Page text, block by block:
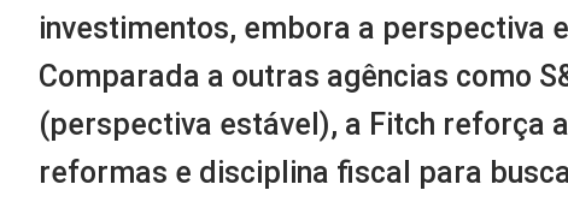
investimentos, embora a perspectiva
Comparada a outras agências como
(perspectiva estável), a Fitch reforça
reformas e disciplina fiscal para